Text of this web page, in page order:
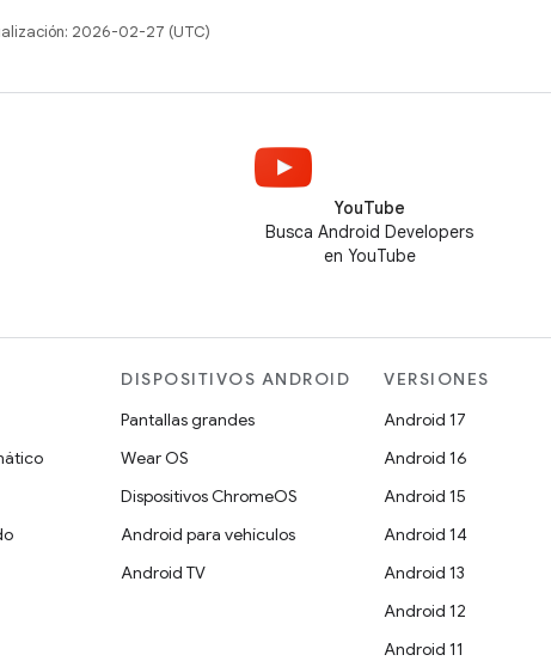
2026-02-27 (UTC)
YouTube
Busca Android Developers
en YouTube
DISPOSITIVOS ANDROID
Pantallas grandes
Wear OS
Dispositivos ChromeOS
Android para vehículos
Android TV
VERSIONES
Android 17
Android 16
Android 15
Android 14
Android 13
Android 12
Android 11